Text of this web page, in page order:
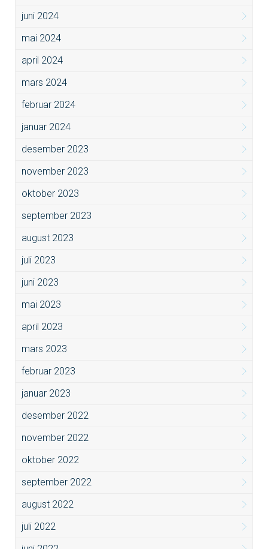
juni 2024
mai 2024
april 2024
mars 2024
februar 2024
januar 2024
desember 2023
november 2023
oktober 2023
september 2023
august 2023
juli 2023
juni 2023
mai 2023
april 2023
mars 2023
februar 2023
januar 2023
desember 2022
november 2022
oktober 2022
september 2022
august 2022
juli 2022